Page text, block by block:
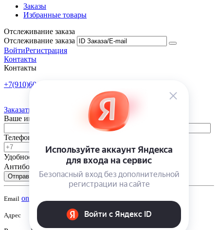
Заказы
Избранные товары
Отслеживание заказа
Отслеживание заказа
ВойтиРегистрация
Контакты
Контакты
+7(910)601-10-10
Заказать обратный звонок
Ваше имя
Телефон
Удобное время
-
Антибот
Отправить
Email onsad@onsad.ru
Адрес